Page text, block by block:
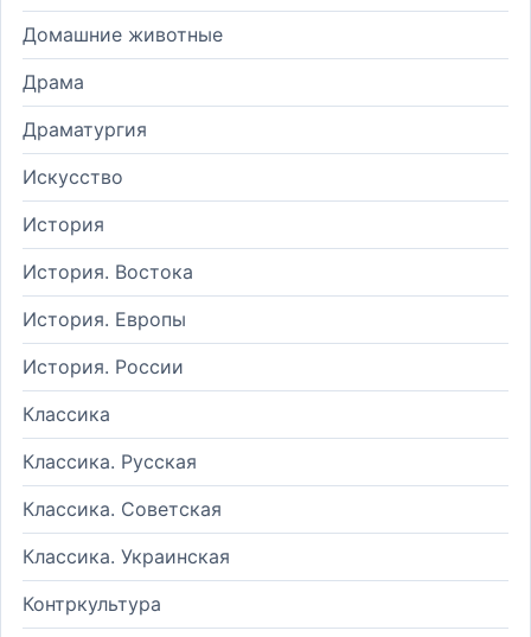
Домашние животные
Драма
Драматургия
Искусство
История
История. Востока
История. Европы
История. России
Классика
Классика. Русская
Классика. Советская
Классика. Украинская
Контркультура